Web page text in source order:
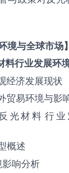
境与全球市场】
料行业发展环
经济发展现状
贸易环境与影
光材料‌‌‌行业
概述
响分析